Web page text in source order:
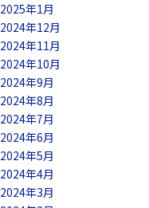
2025年1月
2024年12月
2024年11月
2024年10月
2024年9月
2024年8月
2024年7月
2024年6月
2024年5月
2024年4月
2024年3月